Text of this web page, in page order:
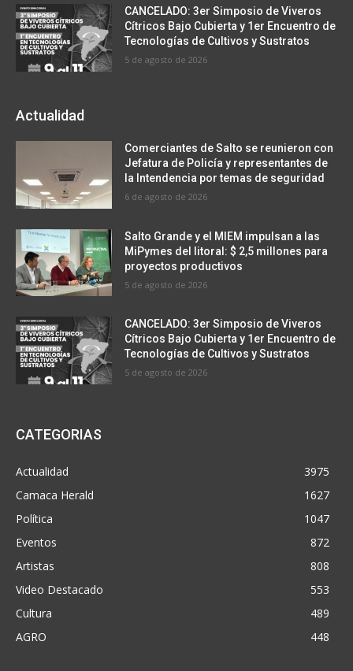
CANCELADO: 3er Simposio de Viveros
Cítricos Bajo Cubierta y 1er Encuentro de
Tecnologías de Cultivos y Sustratos
5 de agosto de 2026
Actualidad
Comerciantes de Salto se reunieron con
Jefatura de Policía y representantes de
la Intendencia por temas de seguridad
6 de agosto de 2026
Salto Grande y el MIEM impulsan a las
MiPymes del litoral: $ 2,5 millones para
proyectos productivos
5 de agosto de 2026
CANCELADO: 3er Simposio de Viveros
Cítricos Bajo Cubierta y 1er Encuentro de
Tecnologías de Cultivos y Sustratos
5 de agosto de 2026
CATEGORIAS
Actualidad
3975
Camaca Herald
1627
Política
1047
Eventos
872
Artistas
808
Video Destacado
553
Cultura
489
AGRO
448